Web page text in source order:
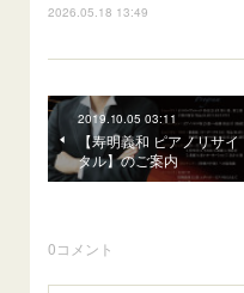
2026.05.18 13:49
2019.10.05 03:11
【寿明義和 ピアノリサイ
タル】のご案内
0コメント